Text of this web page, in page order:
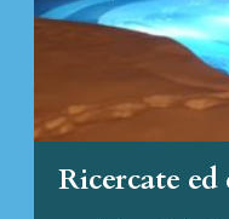
Ricercate